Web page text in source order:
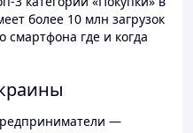
более 10 млн загрузок
смартфона где и когда
—